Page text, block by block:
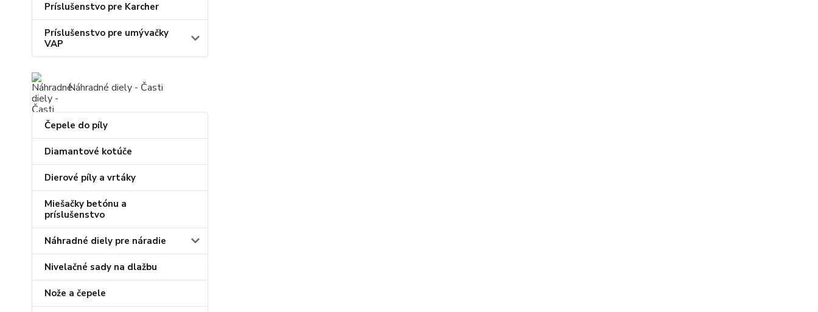
Príslušenstvo pre Karcher
Príslušenstvo pre umývačky
VAP
Náhradné diely - Časti
Čepele do píly
Diamantové kotúče
Dierové píly a vrtáky
Miešačky betónu a
príslušenstvo
Náhradné diely pre náradie
Nivelačné sady na dlažbu
Nože a čepele